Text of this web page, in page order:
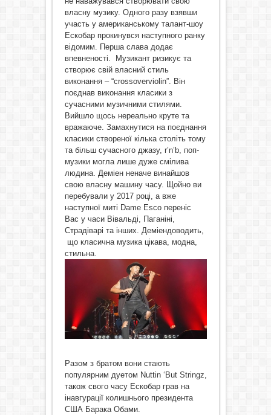
власну музику. Одного разу взявши
участь у американському талант-шоу
Ескобар прокинувся наступного ранку
відомим. Перша слава додає
впевненості. Музикант ризикує та
створює свій власний стиль
виконання – “crossoverviolin”. Він
поєднав виконання класики з
сучасними музичними стилями.
Вийшло щось нереально круте та
вражаюче. Замахнутися на поєднання
класики створеної кілька століть тому
та більш сучасного джазу, r’n’b, поп-
музики могла лише дуже смілива
людина. Деміен неначе винайшов
свою власну машину часу. Щойно ви
перебували у 2017 році, а вже
наступної миті Dame Esco переніс
Вас у часи Вівальді, Паганіні,
Страдіварі та інших. Деміендоводить,
що класична музика цікава, модна,
стильна.
Разом з братом вони стають
популярним дуетом Nuttin ‘But Stringz,
також свого часу Ескобар грав на
інавгурації колишнього президента
США Барака Обами.